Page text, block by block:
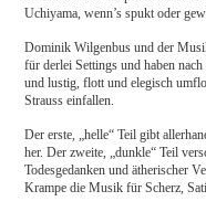
Uchiyama, wenn’s spukt oder
Dominik Wilgenbus und der
für derlei Settings und haben
und lustig, flott und elegisch
Strauss einfallen.
Der erste, „helle“ Teil gibt
her. Der zweite, „dunkle“ Teil
Todesgedanken und ätherischer
Krampe die Musik für Scherz,